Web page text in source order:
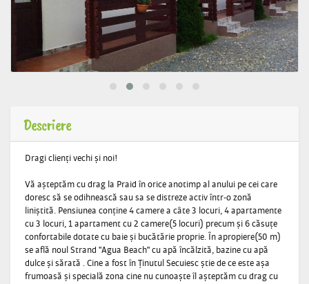
Descriere
Dragi clienți vechi și noi!
Vă așteptăm cu drag la Praid în orice anotimp al anului pe cei care
doresc să se odihnească sau sa se distreze activ într-o zonă
liniștită. Pensiunea conține 4 camere a câte 3 locuri, 4 apartamente
cu 3 locuri, 1 apartament cu 2 camere(5 locuri) precum și 6 căsuțe
confortabile dotate cu baie și bucătărie proprie. În apropiere(50 m)
se află noul Strand "Agua Beach" cu apă încălzită, bazine cu apă
dulce și sărată . Cine a fost în Ținutul Secuiesc știe de ce este așa
frumoasă și specială zona cine nu cunoaște îl așteptăm cu drag cu